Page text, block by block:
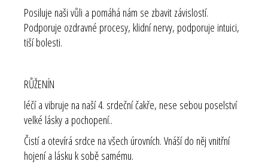
Posiluje naši vůli a pomáhá nám se zbavit závislostí.
Podporuje ozdravné procesy, klidní nervy, podporuje intuici,
tiší bolesti.
RŮŽENÍN
léčí a vibruje na naší 4. srdeční čakře, nese sebou poselství
velké lásky a pochopení..
Čistí a otevírá srdce na všech úrovních. Vnáší do něj vnitřní
hojení a lásku k sobě samému.